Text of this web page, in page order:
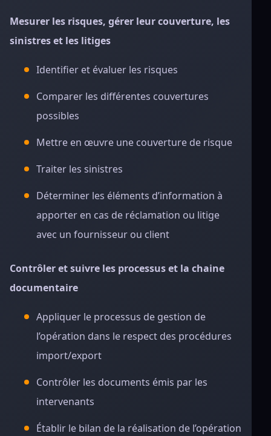
Mesurer les risques, gérer leur couverture, les
sinistres et les litiges
Identifier et évaluer les risques
Comparer les différentes couvertures
possibles
Mettre en œuvre une couverture de risque
Traiter les sinistres
Déterminer les éléments d’information à
apporter en cas de réclamation ou litige
avec un fournisseur ou client
Contrôler et suivre les processus et la chaine
documentaire
Appliquer le processus de gestion de
l’opération dans le respect des procédures
import/export
Contrôler les documents émis par les
intervenants
Établir le bilan de la réalisation de l’opération